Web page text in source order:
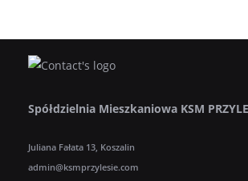
Spółdzielnia Mieszkaniowa KSM
Juliana Fałata 13, Koszalin
admin@ksmprzylesie.com